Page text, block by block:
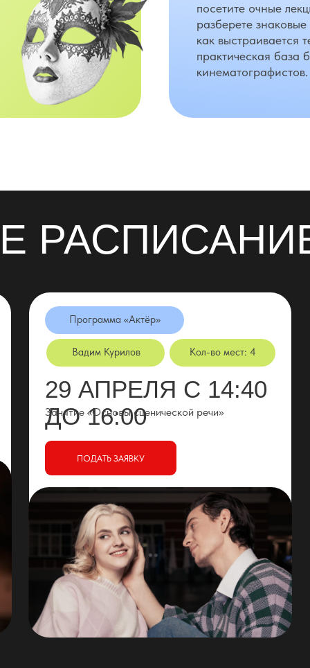
посетите очные
разберете
как выстраивается
практическая база
кинематографистов.
Программа «Актёр»
29 АПРЕЛЯ С 14:40
ДО 16:00
ПОДАТЬ ЗАЯВКУ
Занятие «Основы сценической речи»
Вадим Курилов Кол-во мест: 4